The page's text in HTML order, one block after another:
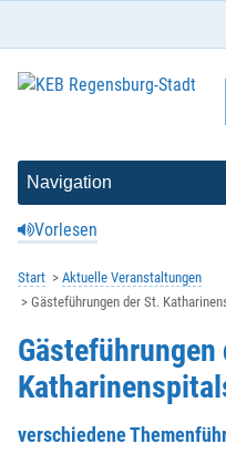
Vorlesen
Start
Aktuelle Veranstaltungen
Gästeführungen der St.
Gästeführungen
verschiedene